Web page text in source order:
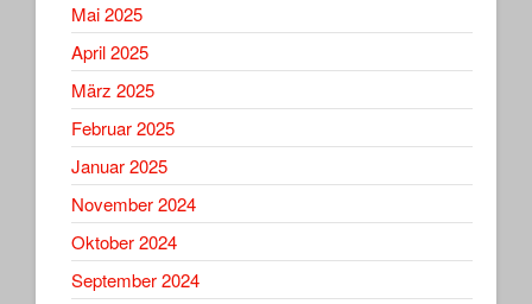
Mai 2025
April 2025
März 2025
Februar 2025
Januar 2025
November 2024
Oktober 2024
September 2024